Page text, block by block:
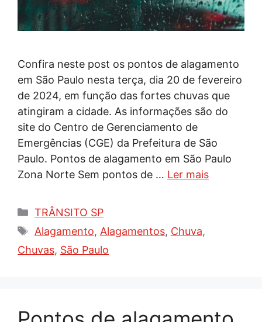
Confira neste post os pontos de alagamento
em São Paulo nesta terça, dia 20 de fevereiro
de 2024, em função das fortes chuvas que
atingiram a cidade. As informações são do
site do Centro de Gerenciamento de
Emergências (CGE) da Prefeitura de São
Paulo. Pontos de alagamento em São Paulo
Zona Norte Sem pontos de … Ler mais
Categorias
TRÂNSITO SP
Tags
Alagamento, Alagamentos, Chuva,
Chuvas, São Paulo